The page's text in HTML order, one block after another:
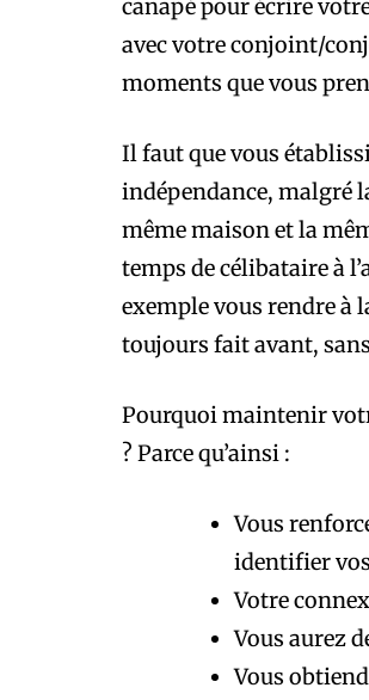
canapé pour écrire
avec votre conjoint/
moments que vous
Il faut que vous
indépendance, malgré
même maison et la
temps de célibataire à
exemple vous rendre à
toujours fait avant,
Pourquoi maintenir
? Parce qu’ainsi :
Vous
identifier
Votre
Vous aurez
Vous